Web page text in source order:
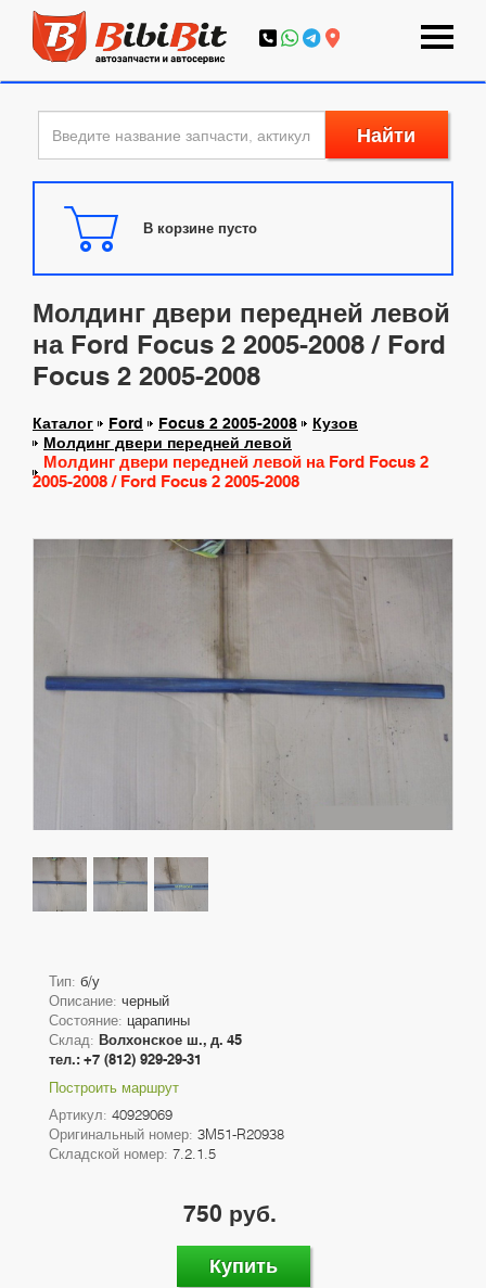
Найти
В корзине пусто
Молдинг двери передней левой
на Ford Focus 2 2005-2008 / Ford
Focus 2 2005-2008
Каталог Ford Focus 2 2005-2008
Кузов
Молдинг двери передней левой
Молдинг двери передней левой на Ford Focus 2
2005-2008 / Ford Focus 2 2005-2008
Тип: б/у
Описание: черный
Состояние: царапины
Склад: Волхонское ш., д. 45
тел.: +7 (812) 929-29-31
Построить маршрут
Артикул: 40929069
Оригинальный номер: 3M51-R20938
Складской номер: 7.2.1.5
750 руб.
Купить